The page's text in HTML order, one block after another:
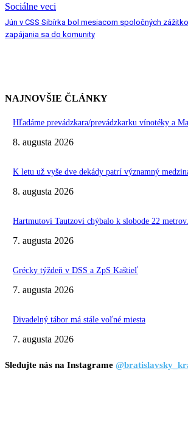
Sociálne veci
Jún v CSS Sibírka bol mesiacom spoločných
zapájania sa do komunity
NAJNOVŠIE ČLÁNKY
Hľadáme prevádzkara/prevádzkarku vínotéky a
8. augusta 2026
K letu už vyše dve dekády patrí významný
8. augusta 2026
Hartmutovi Tautzovi chýbalo k slobode 22
7. augusta 2026
Grécky týždeň v DSS a ZpS Kaštieľ
7. augusta 2026
Divadelný tábor má stále voľné miesta
7. augusta 2026
Sledujte nás na Instagrame